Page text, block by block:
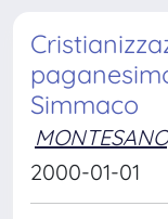
Simmaco
2000-01-01